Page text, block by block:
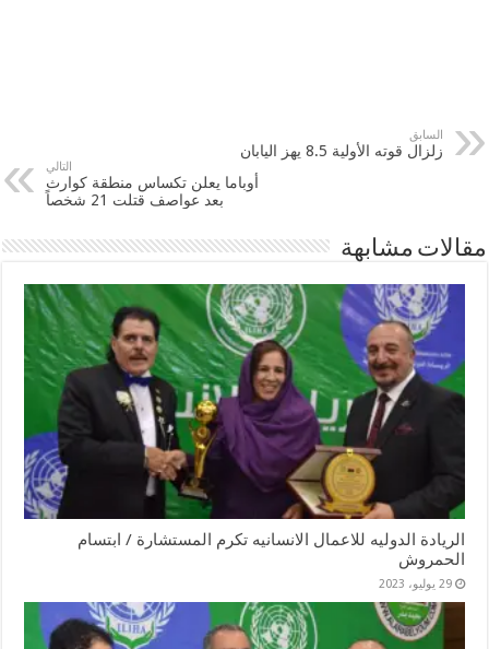
السابق
زلزال قوته الأولية 8.5 يهز اليابان
التالي
أوباما يعلن تكساس منطقة كوارث
بعد عواصف قتلت 21 شخصاً
مقالات مشابهة
الريادة الدوليه للاعمال الانسانيه تكرم المستشارة / ابتسام
الحمروش
29 يوليو، 2023